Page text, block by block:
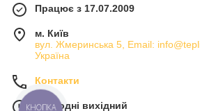
Працює з 17.07.2009
м. Київ
вул. Жмеринська 5, Email:
Україна
Контакти
Сьогодні вихідний
КНОПКА